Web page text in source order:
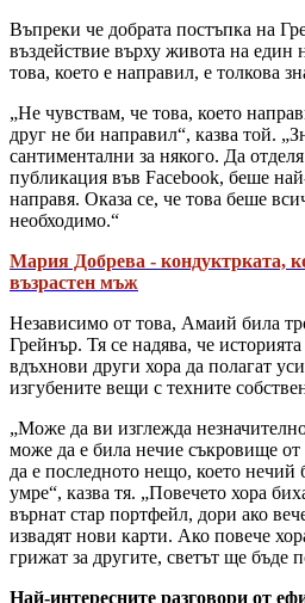
Въпреки че добрата постъпка на
въздействие върху живота на един
това, което е направил, е толкова
„Не чувствам, че това, което
друг не би направил“, казва той.
сантиментални за някого. Да
публикация във Facebook, беше
направя. Оказа се, че това беше
необходимо.“
Мария Добрева - кондуктрката,
възрастен мъж
Независимо от това, Амаий била
Грейнър. Тя се надява, че
вдъхнови други хора да полагат
изгубените вещи с техните
„Може да ви изглежда
може да е била нечие съкровище
да е последното нещо, което нечий
умре“, казва тя. „Повечето хора
върнат стар портфейл, дори ако
извадят нови карти. Ако повече
грижат за другите, светът ще бъде
Най-интересните разговори от